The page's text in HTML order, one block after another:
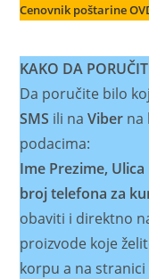
Cenovnik poštarine
KAKO DA
Da poručite bilo
SMS ili naViber
podacima:
Ime Prezime,
broj telefona za
obaviti i direktno
proizvode koje
korpu a na